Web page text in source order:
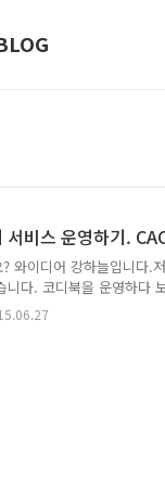
서비스 운영하기.
? 와이디어 강하늘입니다.
니다. 코디북을 운영하다
늘은 이 수치들을 통해 서
합니다. 스타트업의 예산